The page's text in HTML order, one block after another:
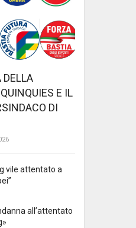
DELLA
E IL
DI
vile attentato a
all’attentato